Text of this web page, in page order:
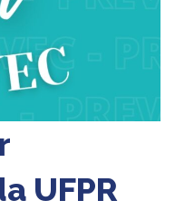
UFPR